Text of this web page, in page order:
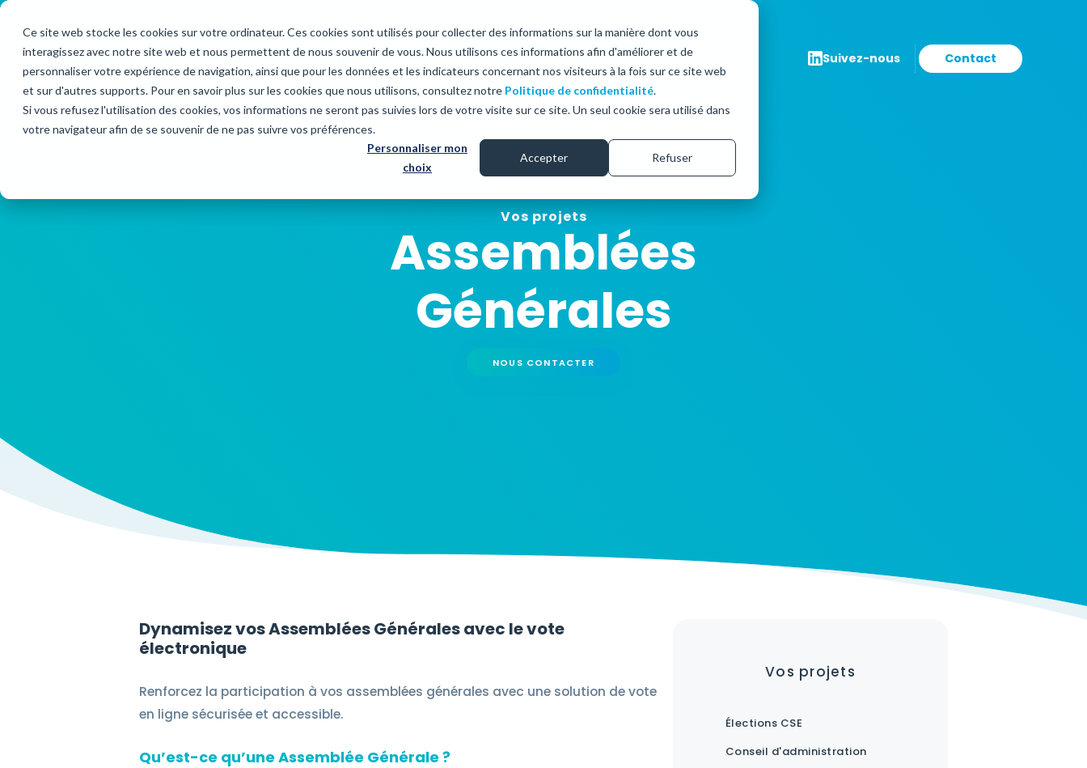
Ce site web stocke les cookies sur votre ordinateur. Ces cookies sont utilisés pour collecter des informations sur la manière dont vous
interagissez avec notre site web et nous permettent de nous souvenir de vous. Nous utilisons ces informations afin d'améliorer et de
personnaliser votre expérience de navigation, ainsi que pour les données et les indicateurs concernant nos visiteurs à la fois sur ce site web
et sur d'autres supports. Pour en savoir plus sur les cookies que nous utilisons, consultez notre Politique de confidentialité.
Si vous refusez l'utilisation des cookies, vos informations ne seront pas suivies lors de votre visite sur ce site. Un seul cookie sera utilisé dans
votre navigateur afin de se souvenir de ne pas suivre vos préférences.
Personnaliser mon
choix
Accepter Refuser
Nos solutions
Solution de vote papier Solution de vote hybride
Couplage du vote par Internet et
Découvrir
Vos projets
Fonction hospitalière CME/CSIRMT
Elections mutualistes
Elections des représentants de parents
d'élèves
Ressources Société
Qui sommes-nous
Nous rejoindre
Suivez-nous Contact
Vos projets
Assemblées
Générales
NOUS CONTACTER
Dynamisez vos Assemblées Générales avec le vote
électronique
Renforcez la participation à vos assemblées générales avec une solution de vote
en ligne sécurisée et accessible.
Qu’est-ce qu’une Assemblée Générale ?
Vos projets
Élections CSE
Conseil d'administration